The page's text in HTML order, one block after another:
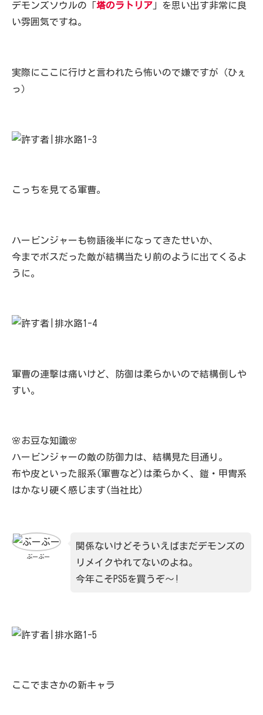
デモンズソウルの「塔のラトリア 」を思い出す非常に良
い雰囲気ですね。
実際にここに行けと言われたら怖いので嫌ですが（ひぇ
っ）
こっちを見てる軍曹。
ハービンジャーも物語後半になってきたせいか、
今までボスだった敵が結構当たり前のように出てくるよ
うに。
軍曹の連撃は痛いけど、防御は柔らかいので結構倒しや
すい。
🌸お豆な知識🌸
ハービンジャーの敵の防御力は、結構見た目通り。
布や皮といった服系(軍曹など)は柔らかく、鎧・甲冑系
はかなり硬く感じます(当社比)
ぶーぶー
関係ないけどそういえばまだデモンズの
リメイクやれてないのよね。
今年こそPS5を買うぞ～!
ここでまさかの新キャラ